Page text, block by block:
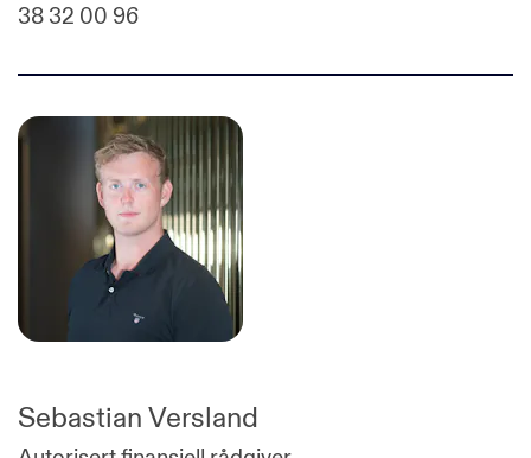
38 32 00 96
Sebastian Versland